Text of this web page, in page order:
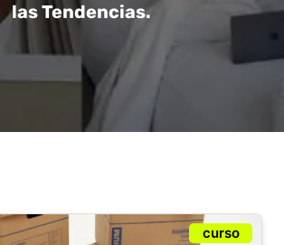
las Tendencias.
curso